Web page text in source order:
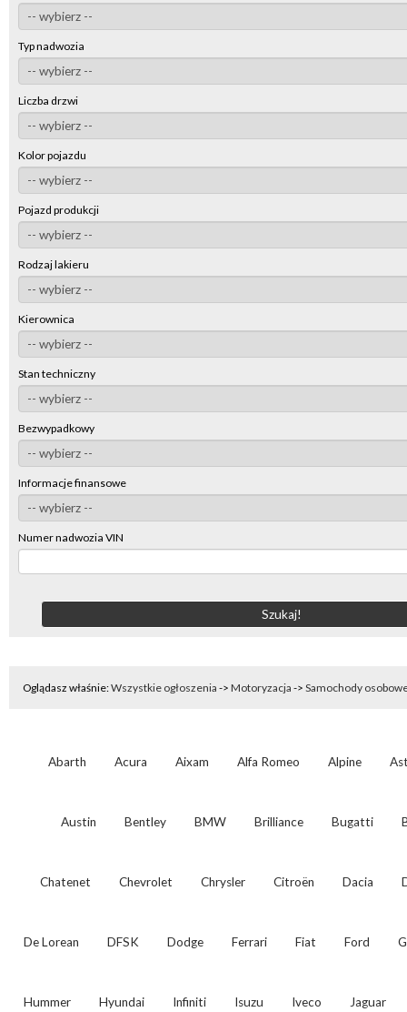
Typ nadwozia
Liczba drzwi
Kolor pojazdu
Pojazd produkcji
Rodzaj lakieru
Kierownica
Stan techniczny
Bezwypadkowy
Informacje finansowe
Numer nadwozia VIN
Oglądasz właśnie:Wszystkie ogłoszenia -> Motoryzacja -> Samochody
Abarth Acura Aixam Alfa Romeo Alpine
Austin Bentley BMW Brilliance Bugatti
Chatenet Chevrolet Chrysler Citroën Dacia
De Lorean DFSK Dodge Ferrari Fiat Ford
Hummer Hyundai Infiniti Isuzu Iveco Jaguar